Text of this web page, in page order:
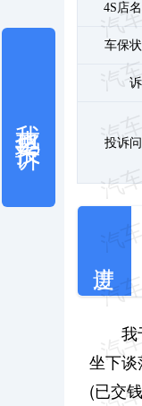
4S店
车保
投诉
我
坐下
(已交